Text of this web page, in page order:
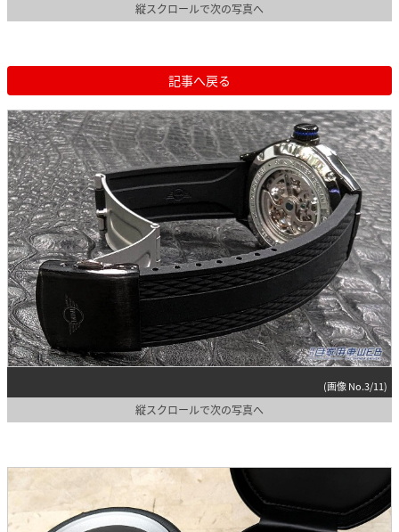
縦スクロールで次の写真へ
記事へ戻る
(画像 No.3/11)
縦スクロールで次の写真へ